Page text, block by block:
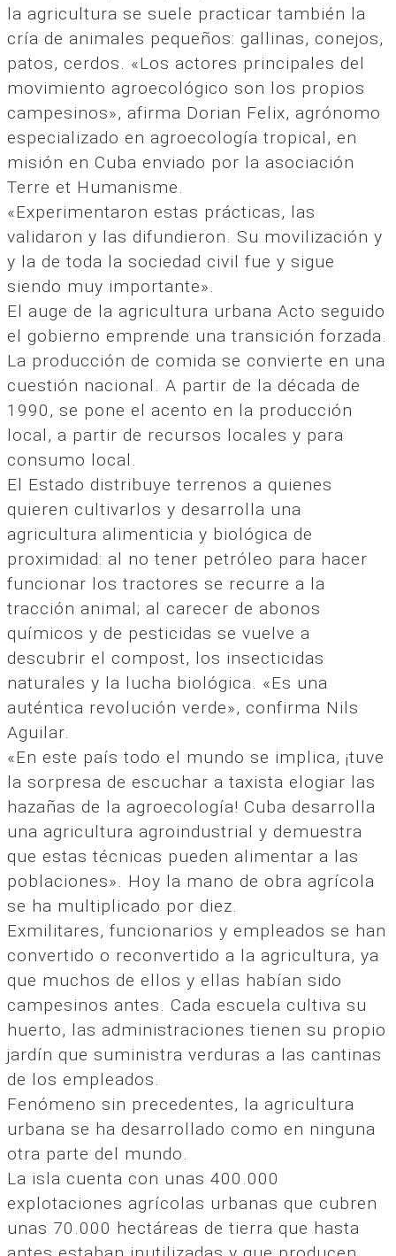
la agricultura se suele practicar también la
cría de animales pequeños: gallinas, conejos,
patos, cerdos. «Los actores principales del
movimiento agroecológico son los propios
campesinos», afirma Dorian Felix, agrónomo
especializado en agroecología tropical, en
misión en Cuba enviado por la asociación
Terre et Humanisme.
«Experimentaron estas prácticas, las
validaron y las difundieron. Su movilización y
y la de toda la sociedad civil fue y sigue
siendo muy importante».
El auge de la agricultura urbana Acto seguido
el gobierno emprende una transición forzada.
La producción de comida se convierte en una
cuestión nacional. A partir de la década de
1990, se pone el acento en la producción
local, a partir de recursos locales y para
consumo local.
El Estado distribuye terrenos a quienes
quieren cultivarlos y desarrolla una
agricultura alimenticia y biológica de
proximidad: al no tener petróleo para hacer
funcionar los tractores se recurre a la
tracción animal; al carecer de abonos
químicos y de pesticidas se vuelve a
descubrir el compost, los insecticidas
naturales y la lucha biológica. «Es una
auténtica revolución verde», confirma Nils
Aguilar.
«En este país todo el mundo se implica, ¡tuve
la sorpresa de escuchar a taxista elogiar las
hazañas de la agroecología! Cuba desarrolla
una agricultura agroindustrial y demuestra
que estas técnicas pueden alimentar a las
poblaciones». Hoy la mano de obra agrícola
se ha multiplicado por diez.
Exmilitares, funcionarios y empleados se han
convertido o reconvertido a la agricultura, ya
que muchos de ellos y ellas habían sido
campesinos antes. Cada escuela cultiva su
huerto, las administraciones tienen su propio
jardín que suministra verduras a las cantinas
de los empleados.
Fenómeno sin precedentes, la agricultura
urbana se ha desarrollado como en ninguna
otra parte del mundo.
La isla cuenta con unas 400.000
explotaciones agrícolas urbanas que cubren
unas 70.000 hectáreas de tierra que hasta